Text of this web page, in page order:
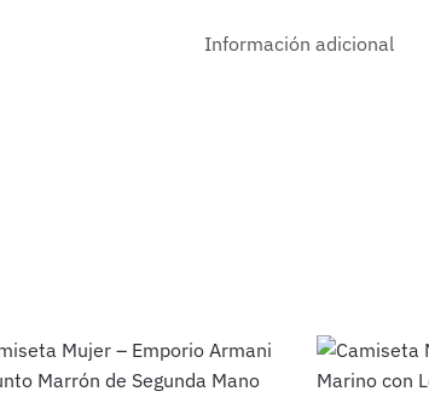
Información adicional